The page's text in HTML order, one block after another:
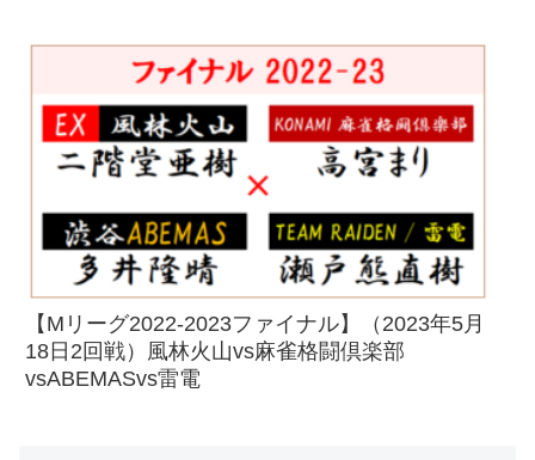
【Mリーグ2022-2023ファイナル】（2023年5月
18日2回戦）風林火山vs麻雀格闘倶楽部
vsABEMASvs雷電